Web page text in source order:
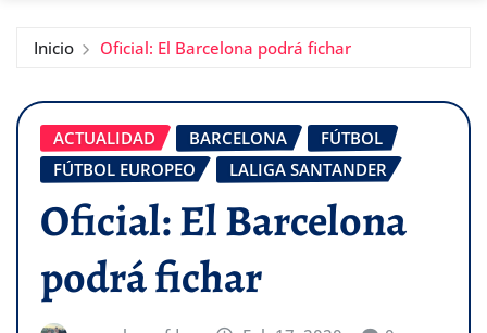
Inicio Oficial: El Barcelona podrá fichar
ACTUALIDAD BARCELONA
FÚTBOL
FÚTBOL EUROPEO
LALIGA SANTANDER
Oficial: El Barcelona
podrá fichar